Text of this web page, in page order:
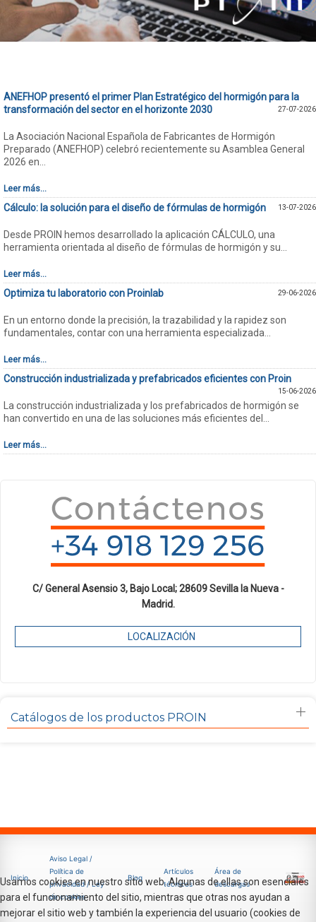
ANEFHOP presentó el primer Plan Estratégico del hormigón para la
transformación del sector en el horizonte 2030
27-07-2026
La Asociación Nacional Española de Fabricantes de Hormigón
Preparado (ANEFHOP) celebró recientemente su Asamblea General
2026 en...
Leer más...
Cálculo: la solución para el diseño de fórmulas de hormigón 13-07-2026
Desde PROIN hemos desarrollado la aplicación CÁLCULO, una
herramienta orientada al diseño de fórmulas de hormigón y su...
Leer más...
Optimiza tu laboratorio con Proinlab 29-06-2026
En un entorno donde la precisión, la trazabilidad y la rapidez son
fundamentales, contar con una herramienta especializada...
Leer más...
Construcción industrializada y prefabricados eficientes con Proin
15-06-2026
La construcción industrializada y los prefabricados de hormigón se
han convertido en una de las soluciones más eficientes del...
Leer más...
C/ General Asensio 3, Bajo Local; 28609 Sevilla la Nueva -
Madrid.
LOCALIZACIÓN
Catálogos de los productos PROIN
Inicio
Aviso Legal /
Política de
privacidad / Ley
de cookies
Blog
Artículos
técnicos
Área de
descargas
Usamos cookies en nuestro sitio web. Algunas de ellas son esenciales
para el funcionamiento del sitio, mientras que otras nos ayudan a
mejorar el sitio web y también la experiencia del usuario (cookies de